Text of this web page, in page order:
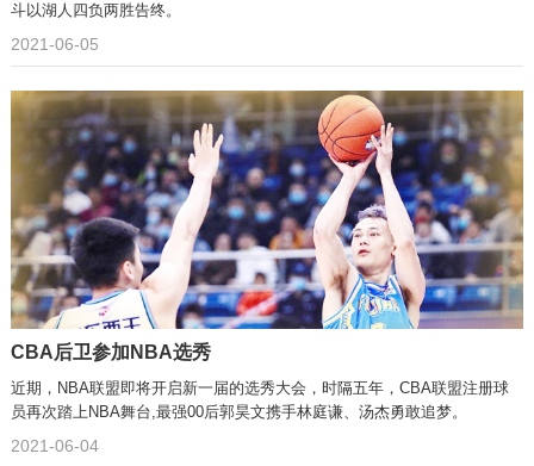
斗以湖人四负两胜告终。
2021-06-05
CBA后卫参加NBA选秀
近期，NBA联盟即将开启新一届的选秀大会，时隔五年，CBA联盟注册球
员再次踏上NBA舞台,最强00后郭昊文携手林庭谦、汤杰勇敢追梦。
2021-06-04